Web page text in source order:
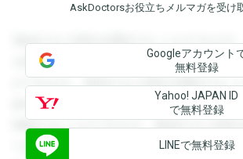
AskDoctorsお役立ちメルマガを受け
登録すると回答を閲覧することができます
を閲覧することができます。登録すると回
ができます。登録すると回答を閲覧するこ
録すると回答を閲覧することができます。
閲覧することができます。登録すると回答
できます。登録すると回答を閲覧すること
Googleアカウント
無料登録
Yahoo! JAPAN ID
で無料登録
LINEで無料登録